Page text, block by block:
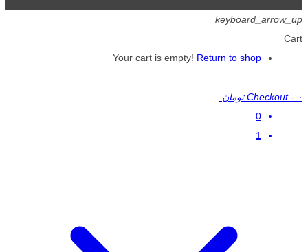
keyboard_arrow_up
Cart
Your cart is empty! Return to shop
Checkout - ۰ تومان
0
1